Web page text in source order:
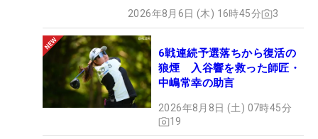
2026年8月6日 (木) 16時45分 3
6戦連続予選落ちから復活の
狼煙 入谷響を救った師匠・
中嶋常幸の助言
2026年8月8日 (土) 07時45分
19